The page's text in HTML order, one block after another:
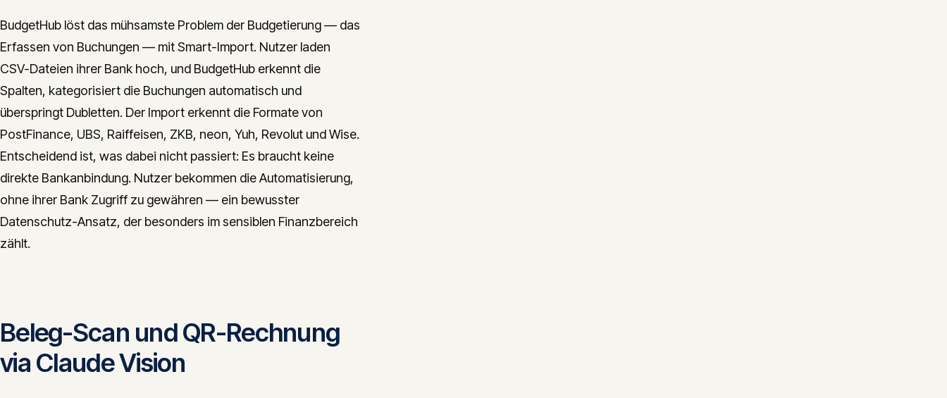
BudgetHub löst das mühsamste Problem der Budgetierung — das
Erfassen von Buchungen — mit Smart-Import. Nutzer laden
CSV-Dateien ihrer Bank hoch, und BudgetHub erkennt die
Spalten, kategorisiert die Buchungen automatisch und
überspringt Dubletten. Der Import erkennt die Formate von
PostFinance, UBS, Raiffeisen, ZKB, neon, Yuh, Revolut und Wise.
Entscheidend ist, was dabei nicht passiert: Es braucht keine
direkte Bankanbindung. Nutzer bekommen die Automatisierung,
ohne ihrer Bank Zugriff zu gewähren — ein bewusster
Datenschutz-Ansatz, der besonders im sensiblen Finanzbereich
zählt.
Beleg-Scan und QR-Rechnung
via Claude Vision